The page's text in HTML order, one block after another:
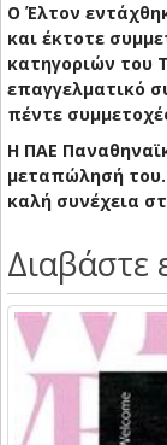
Ο Έλτον
και έκτοτε
κατηγοριών του
επαγγελματικό
πέντε
Η ΠΑΕ
μεταπώλησή του.
καλή συνέχεια
Διαβάστε